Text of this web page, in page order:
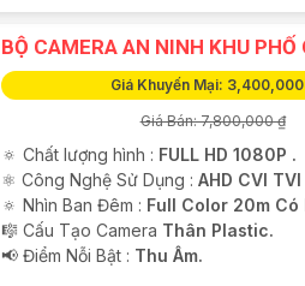
BỘ CAMERA AN NINH KHU PHỐ
Giá Khuyến Mại: 3,400,000
Giá Bán: 7,800,000 ₫
🔅 Chất lượng hình : FULL HD 1080P .
⚛️ Công Nghệ Sử Dụng : AHD CVI TVI
🔅 Nhìn Ban Đêm : Full Color 20m Có
🎼️ Cấu Tạo Camera Thân Plastic.
️📢 Điểm Nỗi Bật : Thu Âm.